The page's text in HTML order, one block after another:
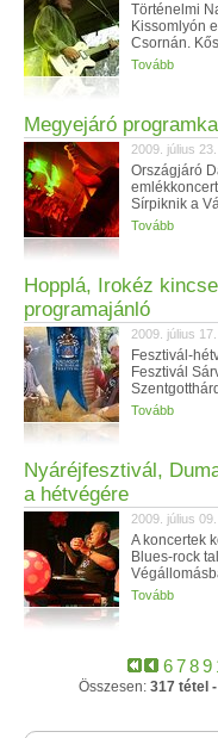
Történelmi
Kissomlyón
Csornán.
Tovább
Megyejáró
2009. július
Országjáró
Sírpiknik a
Tovább
Hopplá, Irokéz
programajánló
2009. július
Fesztivál-
Fesztivál
Tovább
Nyáréjfesztivál,
a hétvégére
2009. július
A koncertek
Blues-rock
Tovább
6789
Összesen: 317 tétel